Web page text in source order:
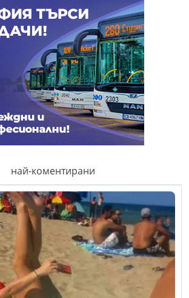
най-коментирани